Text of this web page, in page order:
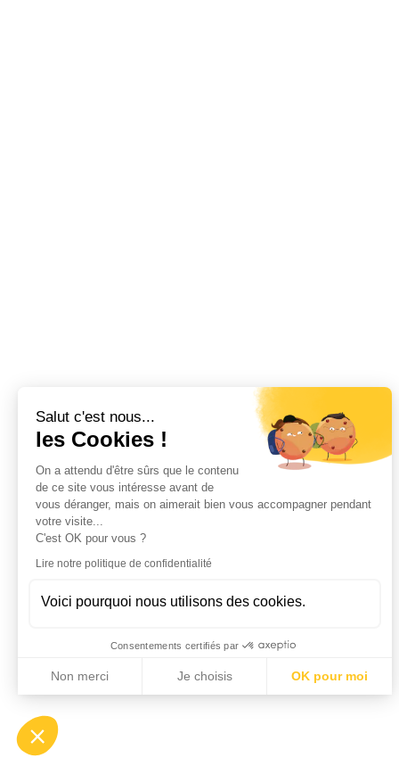
Salut c'est nous...
les Cookies !
On a attendu d'être sûrs que le contenu
de ce site vous intéresse avant de
vous déranger, mais on aimerait bien vous accompagner pendant
votre visite...
C'est OK pour vous ?
Lire notre politique de confidentialité
Voici pourquoi nous utilisons des cookies.
Consentements certifiés par
Non merci Je choisis OK pour moi
Plateforme de Gestion du Consentement : Personnalisez
Notre plateforme vous permet d'adapter et de gérer vos